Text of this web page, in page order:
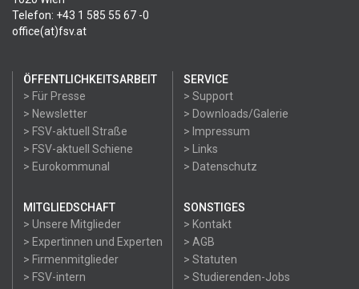
Telefon: +43 1 585 55 67 -0
office(at)fsv.at
ÖFFENTLICHKEITSARBEIT
> Für Presse
> Newsletter
> FSV-aktuell Straße
> FSV-aktuell Schiene
> Eurokommunal
SERVICE
> Support
> Downloads/Galerie
> Impressum
> Links
> Datenschutz
MITGLIEDSCHAFT
> Unsere Mitglieder
> Expertinnen und Experten
> Firmenmitglieder
> FSV-intern
SONSTIGES
> Kontakt
> AGB
> Statuten
> Studierenden-Jobs